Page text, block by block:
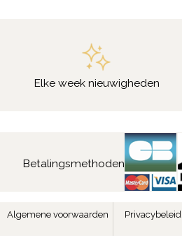
Elke week nieuwigheden
Betalingsmethoden
Algemene voorwaarden Privacybeleid